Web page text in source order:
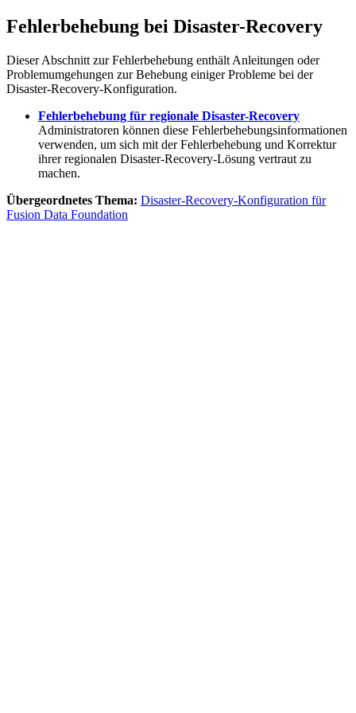
Fehlerbehebung bei Disaster-Recovery
Dieser Abschnitt zur Fehlerbehebung enthält Anleitungen oder
Problemumgehungen zur Behebung einiger Probleme bei der
Disaster-Recovery-Konfiguration.
Fehlerbehebung für regionale Disaster-Recovery
Administratoren können diese Fehlerbehebungsinformationen
verwenden, um sich mit der Fehlerbehebung und Korrektur
ihrer regionalen Disaster-Recovery-Lösung vertraut zu
machen.
Übergeordnetes Thema: Disaster-Recovery-Konfiguration für
Fusion Data Foundation